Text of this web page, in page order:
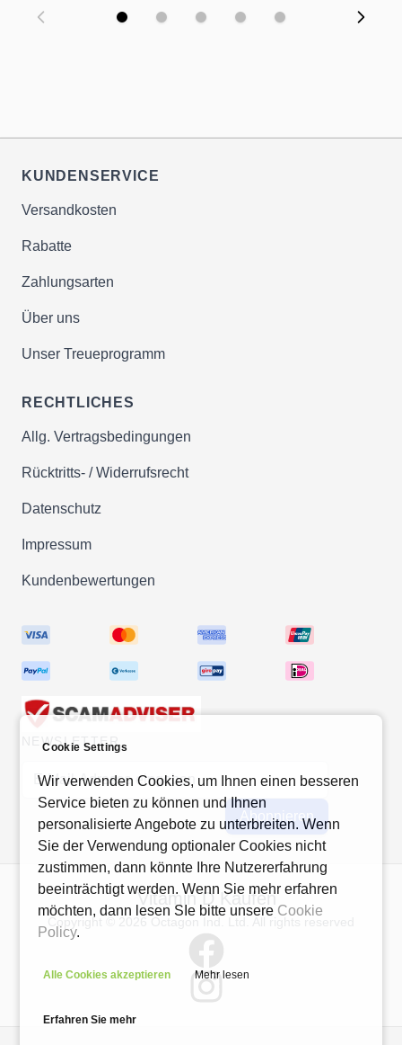
KUNDENSERVICE
Versandkosten
Rabatte
Zahlungsarten
Über uns
Unser Treueprogramm
RECHTLICHES
Allg. Vertragsbedingungen
Rücktritts- / Widerrufsrecht
Datenschutz
Impressum
Kundenbewertungen
NEWSLETTER
Abonnieren
Vitamin D Kaufen
Copyright © 2026 Octagon Ind. Ltd. All rights reserved
Cookie Settings
Wir verwenden Cookies, um Ihnen einen besseren
Service bieten zu können und Ihnen
personalisierte Angebote zu unterbreiten. Wenn
Sie der Verwendung optionaler Cookies nicht
zustimmen, dann könnte Ihre Nutzererfahrung
beeinträchtigt werden. Wenn Sie mehr erfahren
möchten, dann lesen SIe bitte unsere Cookie
Policy.
Alle Cookies akzeptieren Mehr lesen
Erfahren Sie mehr